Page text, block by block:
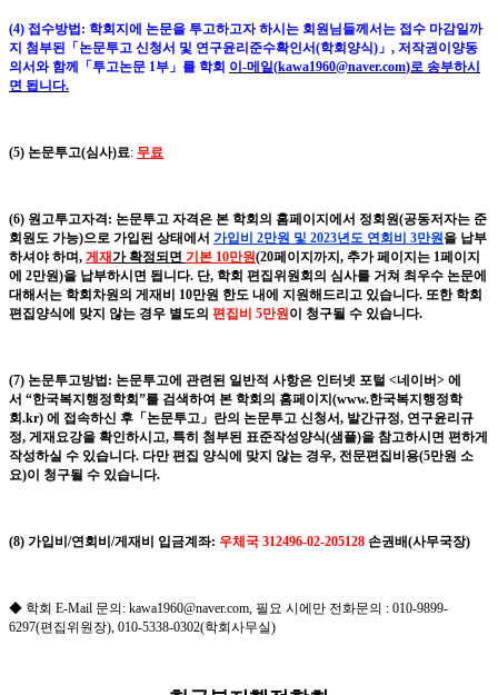
(4) 접수방법: 학회지에 논문을 투고하고자 하시는 회원님들께서는 접수 마감일까
지 첨부된 「논문투고 신청서 및 연구윤리준수확인서(학회양식) 」 , 저작권이양동
의서와 함께 「투고논문 1부 」 를 학회 이-메일(kawa1960@naver.com)로 송부하시
면 됩니다.
(5) 논문투고(심사)료: 무료
(6) 원고투고자격: 논문투고 자격은 본 학회의 홈페이지에서 정회원(공동저자는 준
회원도 가능)으로 가입된 상태에서 가입비 2만원 및 2023년도 연회비 3만원을 납부
하셔야 하며, 게재가 확정되면 기본 10만원(20페이지까지, 추가 페이지는 1페이지
에 2만원)을 납부하시면 됩니다. 단, 학회 편집위원회의 심사를 거쳐 최우수 논문에
대해서는 학회차원의 게재비 10만원 한도 내에 지원해드리고 있습니다. 또한 학회
편집양식에 맞지 않는 경우 별도의 편집비 5만원이 청구될 수 있습니다.
(7) 논문투고방법: 논문투고에 관련된 일반적 사항은 인터넷 포털 <네이버> 에
서 “한국복지행정학회”를 검색하여 본 학회의 홈페이지(www.한국복지행정학
회.kr) 에 접속하신 후 「논문투고 」 란의 논문투고 신청서, 발간규정, 연구윤리규
정, 게재요강을 확인하시고, 특히 첨부된 표준작성양식(샘플)을 참고하시면 편하게
작성하실 수 있습니다. 다만 편집 양식에 맞지 않는 경우, 전문편집비용(5만원 소
요)이 청구될 수 있습니다.
(8) 가입비/연회비/게재비 입금계좌: 우체국 312496-02-205128 손권배(사무국장)
◆ 학회 E-Mail 문의: kawa1960@naver.com, 필요 시에만 전화문의 : 010-9899-
6297(편집위원장), 010-5338-0302(학회사무실)